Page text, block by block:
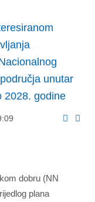
unutar
2028. godine
dobru (NN
plana